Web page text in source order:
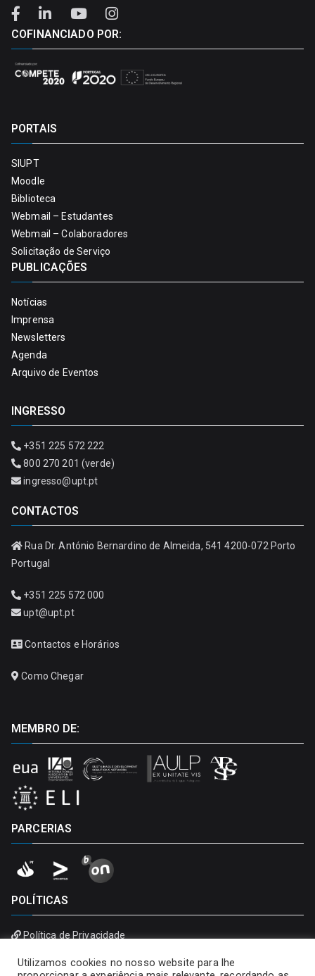
COFINANCIADO POR:
PORTAIS
SIUPT
Moodle
Biblioteca
Webmail – Estudantes
Webmail – Colaboradores
Solicitação de Serviço
PUBLICAÇÕES
Notícias
Imprensa
Newsletters
Agenda
Arquivo de Eventos
INGRESSO
+351 225 572 222
800 270 201 (verde)
ingresso@upt.pt
CONTACTOS
Rua Dr. António Bernardino de Almeida, 541 4200-072 Porto
Portugal
+351 225 572 000
upt@upt.pt
Contactos e Horários
Como Chegar
MEMBRO DE:
PARCERIAS
POLÍTICAS
Política de Privacidade
Utilizamos cookies no nosso website para lhe